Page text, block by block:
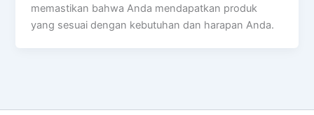
memastikan bahwa Anda mendapatkan produk
yang sesuai dengan kebutuhan dan harapan Anda.